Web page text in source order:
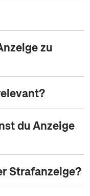
zu
du Anzeige
Strafanzeige?